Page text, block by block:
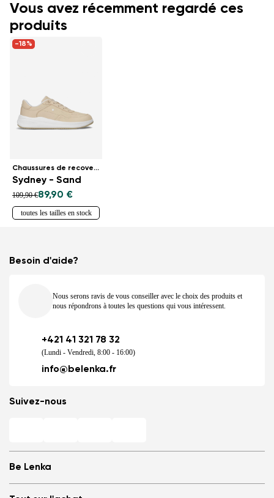
Vous avez récemment regardé ces
produits
-18%
Chaussures de recovery
Sydney - Sand
109,90 €89,90 €
toutes les tailles en stock
Be Lenka
Besoin d'aide?
Nous serons ravis de vous conseiller avec le choix des produits et
nous répondrons à toutes les questions qui vous intéressent.
+421 41 321 78 32
(Lundi - Vendredi, 8:00 - 16:00)
info@belenka.fr
Suivez-nous